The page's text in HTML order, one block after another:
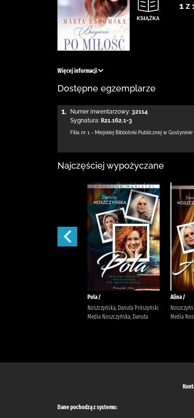
1 z
Więcej informacji
Dostępne egzemplarze
1. Numer inwentarzowy: 32114
Sygnatura: 821.162.1-3
Filia nr 1 - Miejskiej Biblioteki Publicznej w Gostyninie
Najczęściej wypożyczane
Pola /
Noszczyńska, Danuta Prószyński
Media Noszczyńska, Danuta
Alina /
Media
Dane pochodzą z systemu: